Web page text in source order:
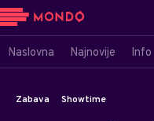
Naslovna Najnovije Info
Zabava Showtime